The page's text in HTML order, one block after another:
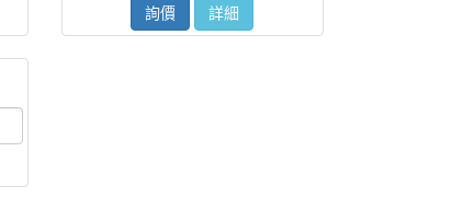
詢價
詳細